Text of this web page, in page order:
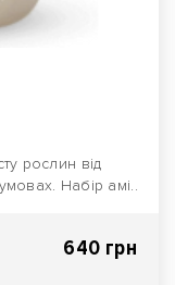
рослин від
Набір амі..
640 грн